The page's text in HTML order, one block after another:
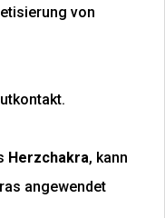
von
Herzchakra, kann
angewendet